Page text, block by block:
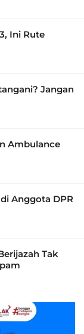
Ini Rute
Jangan
Ambulance
Anggota DPR
Tak